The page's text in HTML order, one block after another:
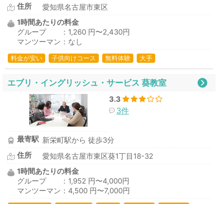
住所
愛知県名古屋市東区
1時間あたりの料金
グループ ：1,260 円〜2,430円
マンツーマン：なし
料金が安い 子供向けコース 無料体験 大手
エブリ・イングリッシュ・サービス 葵教室
3.3
3件
最寄駅 新栄町駅から 徒歩3分
住所
愛知県名古屋市東区葵1丁目18-32
1時間あたりの料金
グループ ：1,952 円〜4,000円
マンツーマン：4,500 円〜7,000円